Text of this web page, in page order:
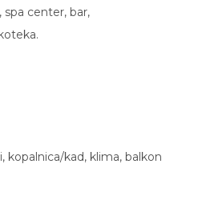
center, bar,
kopalnica/kad, klima, balkon